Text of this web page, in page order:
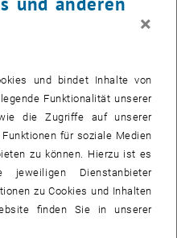
×
und bindet Inhalte von
Funktionalität unserer
die Zugriffe auf unserer
für soziale Medien
zu können. Hierzu ist es
Dienstanbieter
zu Cookies und Inhalten
finden Sie in unserer